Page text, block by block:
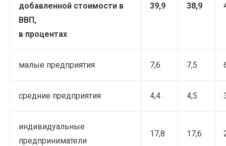
добавленной стоимости в
ВВП,
в процентах
39,9 38,9
малые предприятия 7,6 7,5
средние предприятия 4,4 4,5
индивидуальные
предприниматели
17,8 17,6